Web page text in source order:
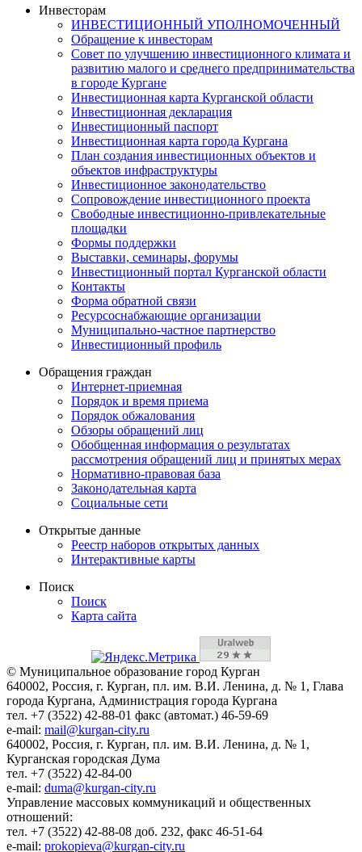
Инвесторам
ИНВЕСТИЦИОННЫЙ УПОЛНОМОЧЕННЫЙ
Обращение к инвесторам
Совет по улучшению инвестиционного климата и
развитию малого и среднего предпринимательства
в городе Кургане
Инвестиционная карта Курганской области
Инвестиционная декларация
Инвестиционный паспорт
Инвестиционная карта города Кургана
План создания инвестиционных объектов и
объектов инфраструктуры
Инвестиционное законодательство
Сопровождение инвестиционного проекта
Свободные инвестиционно-привлекательные
площадки
Формы поддержки
Выставки, семинары, форумы
Инвестиционный портал Курганской области
Контакты
Форма обратной связи
Ресурсоснабжающие организации
Муниципально-частное партнерство
Инвестиционный профиль
Обращения граждан
Интернет-приемная
Порядок и время приема
Порядок обжалования
Обзоры обращений лиц
Обобщенная информация о результатах
рассмотрения обращений лиц и принятых мерах
Нормативно-правовая база
Законодательная карта
Социальные сети
Открытые данные
Реестр наборов открытых данных
Интерактивные карты
Поиск
Поиск
Карта сайта
© Муниципальное образование город Курган
640002, Россия, г. Курган, пл. им. В.И. Ленина, д. № 1, Глава
города Кургана, Администрация города Кургана
тел. +7 (3522) 42-88-01 факс (автомат.) 46-59-69
e-mail: mail@kurgan-city.ru
640002, Россия, г. Курган, пл. им. В.И. Ленина, д. № 1,
Курганская городская Дума
тел. +7 (3522) 42-84-00
e-mail: duma@kurgan-city.ru
Управление массовых коммуникаций и общественных
отношений:
тел. +7 (3522) 42-88-08 доб. 232, факс 46-51-64
e-mail: prokopieva@kurgan-city.ru